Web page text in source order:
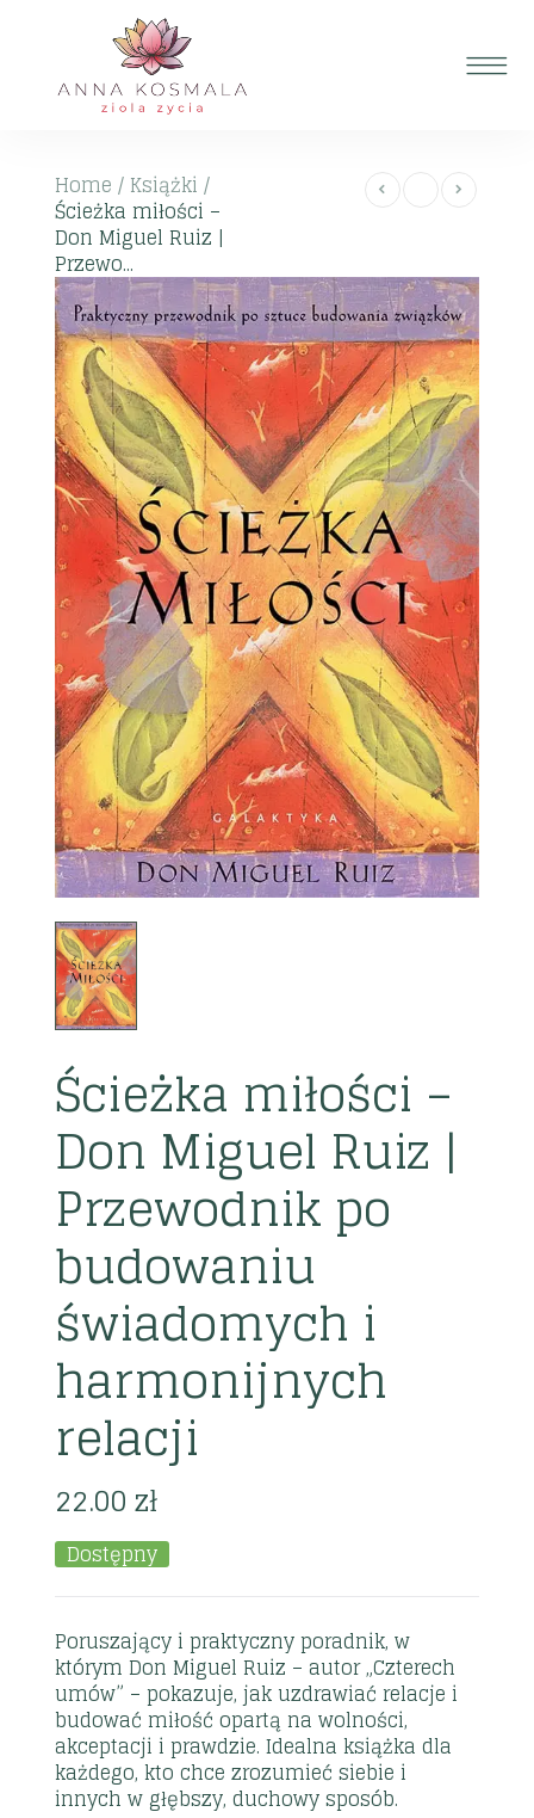
Home / Książki /
Ścieżka miłości –
Don Miguel Ruiz |
Przewo...
Ścieżka miłości –
Don Miguel Ruiz |
Przewodnik po
budowaniu
świadomych i
harmonijnych
relacji
22.00zł
Dostępny
Poruszający i praktyczny poradnik, w
którym Don Miguel Ruiz – autor „Czterech
umów” – pokazuje, jak uzdrawiać relacje i
budować miłość opartą na wolności,
akceptacji i prawdzie. Idealna książka dla
każdego, kto chce zrozumieć siebie i
innych w głębszy, duchowy sposób.